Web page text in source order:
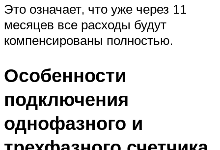
Это означает, что уже через 11
месяцев все расходы будут
компенсированы полностью.
Особенности
подключения
однофазного и